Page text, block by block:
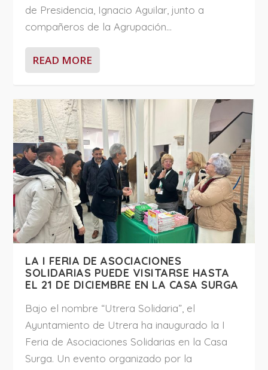
de Presidencia, Ignacio Aguilar, junto a
compañeros de la Agrupación...
READ MORE
LA I FERIA DE ASOCIACIONES
SOLIDARIAS PUEDE VISITARSE HASTA
EL 21 DE DICIEMBRE EN LA CASA SURGA
Bajo el nombre “Utrera Solidaria”, el
Ayuntamiento de Utrera ha inaugurado la I
Feria de Asociaciones Solidarias en la Casa
Surga. Un evento organizado por la